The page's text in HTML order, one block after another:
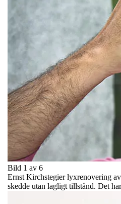
Bild 1 av 6
Ernst Kirchstegier lyxrenovering
skedde utan lagligt tillstånd. Det